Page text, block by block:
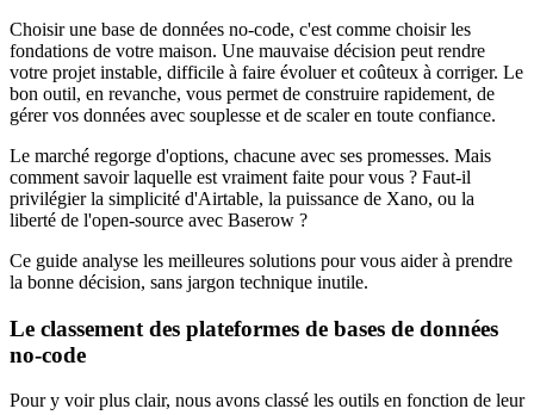
Choisir une base de données no-code, c'est comme choisir les
fondations de votre maison. Une mauvaise décision peut rendre
votre projet instable, difficile à faire évoluer et coûteux à corriger. Le
bon outil, en revanche, vous permet de construire rapidement, de
gérer vos données avec souplesse et de scaler en toute confiance.
Le marché regorge d'options, chacune avec ses promesses. Mais
comment savoir laquelle est vraiment faite pour vous ? Faut-il
privilégier la simplicité d'Airtable, la puissance de Xano, ou la
liberté de l'open-source avec Baserow ?
Ce guide analyse les meilleures solutions pour vous aider à prendre
la bonne décision, sans jargon technique inutile.
Le classement des plateformes de bases de données
no-code
Pour y voir plus clair, nous avons classé les outils en fonction de leur